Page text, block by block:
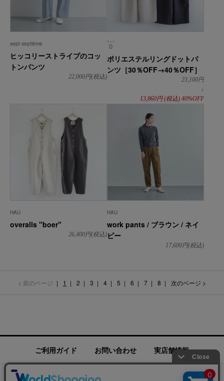
sept septième
ヒッコリーストライプのコッ
トンパンツ
22,000円(税込)
D
ディー
ポリエステルリングドットパ
ンツ［30％OFF→40％OFF］
23,100円
↓
13,860円(税込) 40%OFF
HAU
overalls "boer"
26,400円(税込)
HAU
work pants / ブラウン / ネイ
ビー
17,600円(税込)
< 前のページ 1 2 3 4 5 6 7 8 次のページ >
ご利用ガイド お問い合わせ 実店舗情報
運営会社